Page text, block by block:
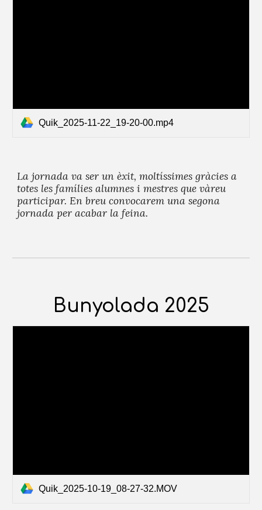
Quik_2025-11-22_19-20-00.mp4
La jornada va ser un èxit, moltíssimes gràcies a
totes les famílies alumnes i mestres que vàreu
participar. En breu convocarem una segona
jornada per acabar la feina.
Bunyolada 2025
Quik_2025-10-19_08-27-32.MOV